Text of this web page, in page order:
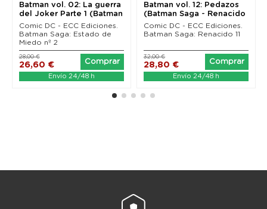
Batman vol. 02: La guerra
del Joker Parte 1 (Batman
Saga -...
Comic DC - ECC Ediciones.
Batman Saga: Estado de
Miedo nº 2
26,60 €
28,00 €
Comprar
Envío 24/48 h
Batman vol. 12: Pedazos
(Batman Saga - Renacido
Parte 11)
Comic DC - ECC Ediciones.
Batman Saga: Renacido 11
28,80 €
32,00 €
Comprar
Envío 24/48 h